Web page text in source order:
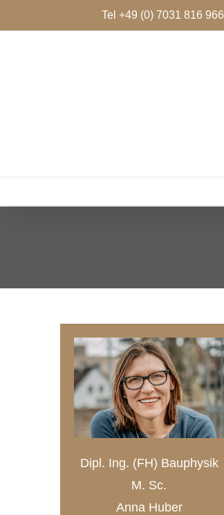
Inhalt
Tel +49 (0) 7031 816 966
Dipl. Ing. (FH) Bauphysik
M. Sc.
Anna Huber